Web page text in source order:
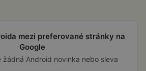
mezi preferované stránky na
Google
žádná Android novinka nebo sleva